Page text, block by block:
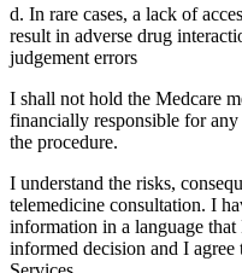
d. In rare cases, a lack of
result in adverse drug
judgement errors
I shall not hold the Medcare
financially responsible for
the procedure.
I understand the risks,
telemedicine consultation. I
information in a language that
informed decision and I agree